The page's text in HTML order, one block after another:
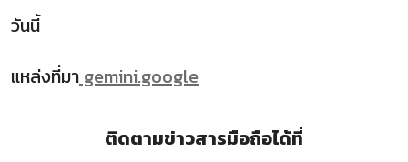
วันนี้
แหล่งที่มา gemini.google
ติดตามข่าวสารมือถือได้ที่